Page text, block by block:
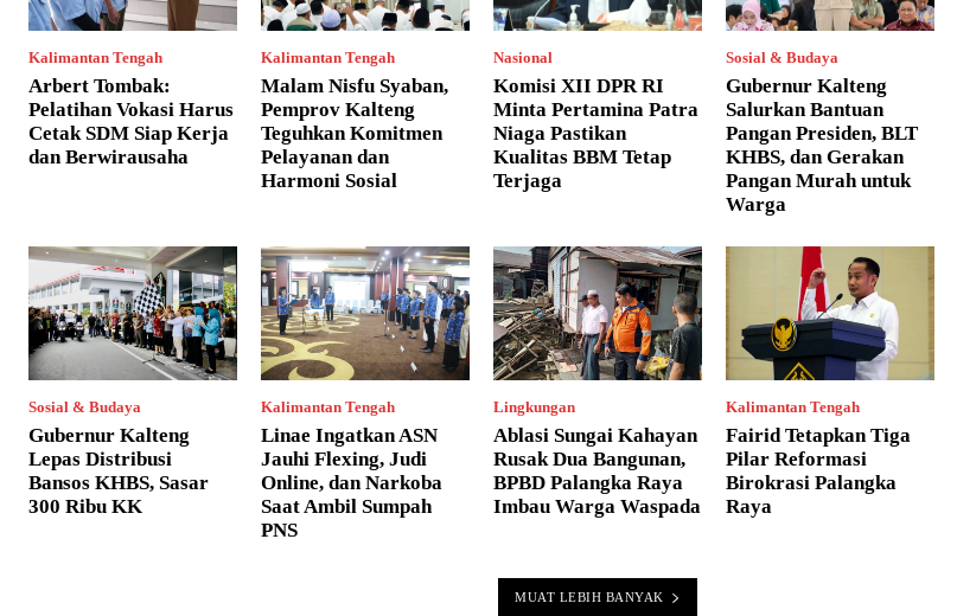
Kalimantan Tengah
Arbert Tombak:
Pelatihan Vokasi Harus
Cetak SDM Siap Kerja
dan Berwirausaha
Kalimantan Tengah
Malam Nisfu Syaban,
Pemprov Kalteng
Teguhkan Komitmen
Pelayanan dan
Harmoni Sosial
Nasional
Komisi XII DPR RI
Minta Pertamina Patra
Niaga Pastikan
Kualitas BBM Tetap
Terjaga
Sosial & Budaya
Gubernur Kalteng
Salurkan Bantuan
Pangan Presiden, BLT
KHBS, dan Gerakan
Pangan Murah untuk
Warga
Sosial & Budaya
Gubernur Kalteng
Lepas Distribusi
Bansos KHBS, Sasar
300 Ribu KK
Kalimantan Tengah
Linae Ingatkan ASN
Jauhi Flexing, Judi
Online, dan Narkoba
Saat Ambil Sumpah
PNS
Lingkungan
Ablasi Sungai Kahayan
Rusak Dua Bangunan,
BPBD Palangka Raya
Imbau Warga Waspada
Kalimantan Tengah
Fairid Tetapkan Tiga
Pilar Reformasi
Birokrasi Palangka
Raya
MUAT LEBIH BANYAK